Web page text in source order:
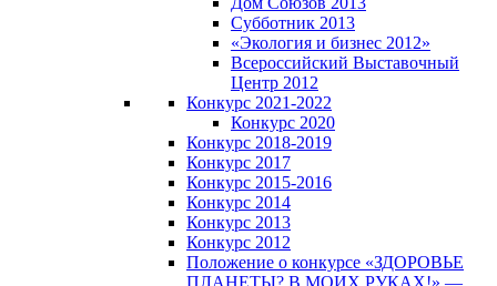
Субботник 2013
«Экология и бизнес 2012»
Всероссийский Выставочный
Центр 2012
Конкурс 2021-2022
Конкурс 2020
Конкурс 2018-2019
Конкурс 2017
Конкурс 2015-2016
Конкурс 2014
Конкурс 2013
Конкурс 2012
Положение о конкурсе «ЗДОРОВЬЕ